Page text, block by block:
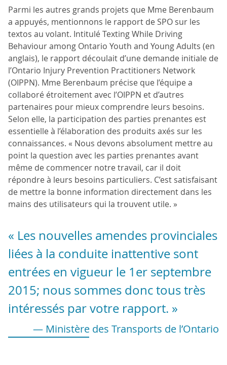
Parmi les autres grands projets que Mme Berenbaum
a appuyés, mentionnons le rapport de SPO sur les
textos au volant. Intitulé Texting While Driving
Behaviour among Ontario Youth and Young Adults (en
anglais), le rapport découlait d’une demande initiale de
l’Ontario Injury Prevention Practitioners Network
(OIPPN). Mme Berenbaum précise que l’équipe a
collaboré étroitement avec l’OIPPN et d’autres
partenaires pour mieux comprendre leurs besoins.
Selon elle, la participation des parties prenantes est
essentielle à l’élaboration des produits axés sur les
connaissances. « Nous devons absolument mettre au
point la question avec les parties prenantes avant
même de commencer notre travail, car il doit
répondre à leurs besoins particuliers. C’est satisfaisant
de mettre la bonne information directement dans les
mains des utilisateurs qui la trouvent utile. »
« Les nouvelles amendes provinciales
liées à la conduite inattentive sont
entrées en vigueur le 1er septembre
2015; nous sommes donc tous très
intéressés par votre rapport. »
— Ministère des Transports de l’Ontario